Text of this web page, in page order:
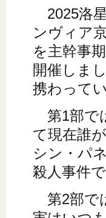
2025洛
ンヴィア
を主幹事
開催しま
携わって
第1部で
て現在誰
シン・パ
殺人事件
第2部で